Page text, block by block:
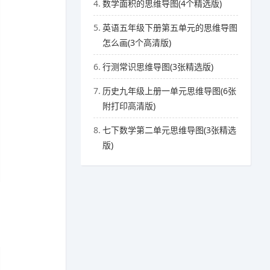
4. 数学面积的思维导图(4个精选版)
5. 英语五年级下册第五单元的思维导图
怎么画(3个高清版)
6. 行测常识思维导图(3张精选版)
7. 历史九年级上册一单元思维导图(6张
附打印高清版)
8. 七下数学第二单元思维导图(3张精选
版)